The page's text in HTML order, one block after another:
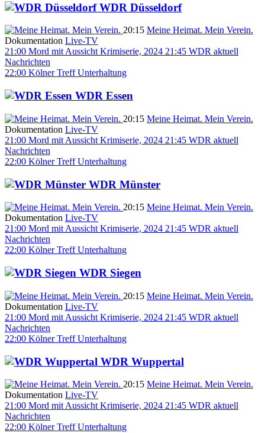
WDR Düsseldorf
20:15 Meine Heimat. Mein Verein.
Dokumentation Live-TV
21:00 Mord mit Aussicht Krimiserie, 2024 21:45 WDR aktuell
Nachrichten
22:00 Kölner Treff Unterhaltung
WDR Essen
20:15 Meine Heimat. Mein Verein.
Dokumentation Live-TV
21:00 Mord mit Aussicht Krimiserie, 2024 21:45 WDR aktuell
Nachrichten
22:00 Kölner Treff Unterhaltung
WDR Münster
20:15 Meine Heimat. Mein Verein.
Dokumentation Live-TV
21:00 Mord mit Aussicht Krimiserie, 2024 21:45 WDR aktuell
Nachrichten
22:00 Kölner Treff Unterhaltung
WDR Siegen
20:15 Meine Heimat. Mein Verein.
Dokumentation Live-TV
21:00 Mord mit Aussicht Krimiserie, 2024 21:45 WDR aktuell
Nachrichten
22:00 Kölner Treff Unterhaltung
WDR Wuppertal
20:15 Meine Heimat. Mein Verein.
Dokumentation Live-TV
21:00 Mord mit Aussicht Krimiserie, 2024 21:45 WDR aktuell
Nachrichten
22:00 Kölner Treff Unterhaltung